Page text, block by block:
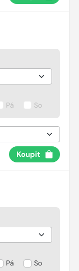
Pá So
Koupit
Pá So